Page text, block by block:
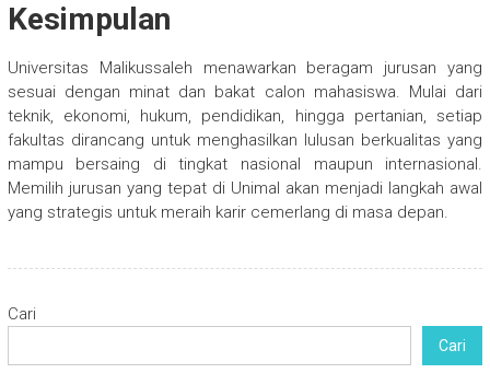
Kesimpulan
Universitas Malikussaleh menawarkan beragam jurusan yang
sesuai dengan minat dan bakat calon mahasiswa. Mulai dari
teknik, ekonomi, hukum, pendidikan, hingga pertanian, setiap
fakultas dirancang untuk menghasilkan lulusan berkualitas yang
mampu bersaing di tingkat nasional maupun internasional.
Memilih jurusan yang tepat di Unimal akan menjadi langkah awal
yang strategis untuk meraih karir cemerlang di masa depan.
Cari
Cari